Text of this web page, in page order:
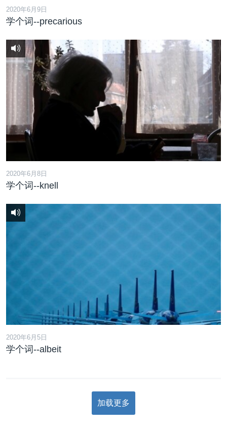
2020年6月9日
学个词--precarious
2020年6月8日
学个词--knell
2020年6月5日
学个词--albeit
加载更多